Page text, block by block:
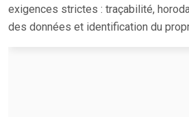
exigences strictes : traçabilité,
des données et identification du